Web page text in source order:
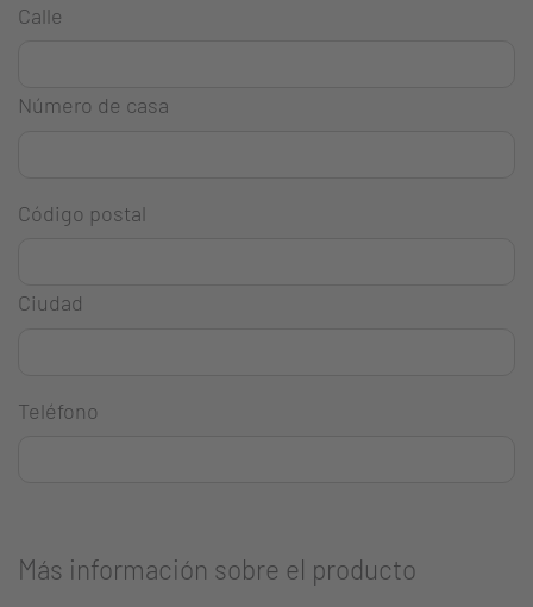
Calle
Número de casa
Código postal
Ciudad
Teléfono
Más información sobre el producto